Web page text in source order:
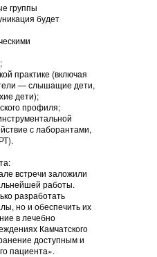
группы
будет
практике (включая
— слышащие дети,
дети);
профиля;
с лаборантами,
встречи заложили
работы.
разработать
но и обеспечить их
в лечебно
Камчатского
доступным и
пациента».